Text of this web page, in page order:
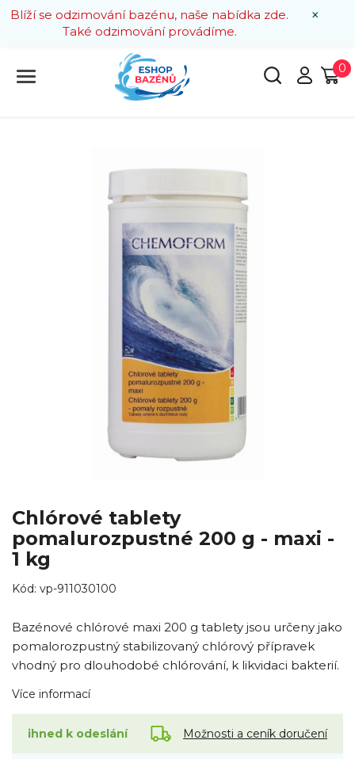
×
Blíží se odzimování bazénu, naše nabídka zde.
Také odzimování provádíme.
0
Chlórové tablety
pomalurozpustné 200 g - maxi -
1 kg
Kód: vp-911030100
Bazénové chlórové maxi 200 g tablety jsou určeny jako
pomalorozpustný stabilizovaný chlórový přípravek
vhodný pro dlouhodobé chlórování, k likvidaci bakterií.
Více informací
ihned k odeslání Možnosti a ceník doručení